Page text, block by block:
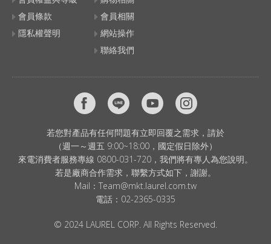
會員條款
隱私權聲明
會員相關
網站操作
聯絡我們
若您對產品有任何問題有立即回覆之需求，請於
（週一～週五 9:00~18:00，國定假日除外）
來電消費者服務專線 0800-031-720，我們將有專人為您說明。
若是廠商合作需求，聯繫方式如下，謝謝。
Mail： Team@mkt.laurel.com.tw
電話： 02-2365-0335
© 2024 LAUREL CORP. All Rights Reserved.